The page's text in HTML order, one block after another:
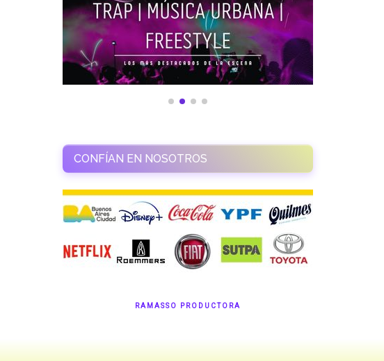
CONFÍAN EN NOSOTROS
RAMASSO PRODUCTORA